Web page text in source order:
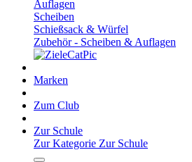
Auflagen
Scheiben
Schießsack & Würfel
Zubehör - Scheiben & Auflagen
Marken
Zum Club
Zur Schule
Zur Kategorie Zur Schule